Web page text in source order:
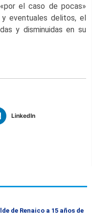
el caso de pocas»
eventuales delitos, el
y disminuidas en su
LinkedIn
de Renaico a 15 años de